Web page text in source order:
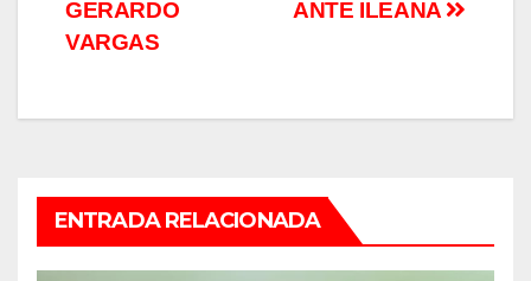
ANTE ILEANA
GERARDO
VARGAS
ENTRADA RELACIONADA